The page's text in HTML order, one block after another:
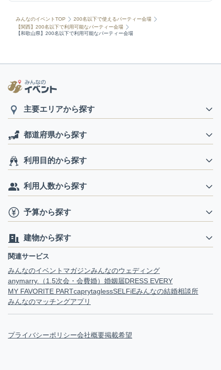
みんなのイベントTOP
200名以下で使えるパーティー会場
【関西】200名以下で利用可能なパーティー会場
【和歌山県】200名以下で利用可能なパーティー会場
主要エリアから探す
都道府県から探す
利用目的から探す
利用人数から探す
予算から探す
建物から探す
関連サービス
みんなのイベントマガジンみんなのウェディング
anymarry.（1.5次会・会費婚） 婚姻届DRESS EVERY
MY FAVORITE PARTcaprytaglessSELFiEみんなの結婚相談所
みんなのマッチングアプリ
プライバシーポリシー会社概要掲載希望